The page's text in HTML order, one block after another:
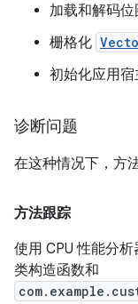
加载和解码位
栅格化
初始化应用宿
诊断问题
在这种情况下，方
方法跟踪
使用 CPU 性能分
类构造函数和